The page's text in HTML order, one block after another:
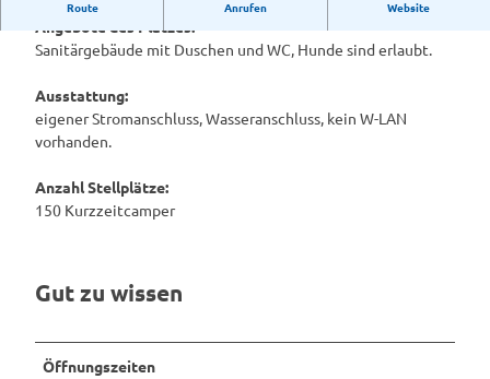
_
5
Route Anrufen Website
Angebote des Platzes:
Sanitärgebäude mit Duschen und WC, Hunde sind erlaubt.
Ausstattung:
eigener Stromanschluss, Wasseranschluss, kein W-LAN
vorhanden.
Anzahl Stellplätze:
150 Kurzzeitcamper
Gut zu wissen
Öffnungszeiten